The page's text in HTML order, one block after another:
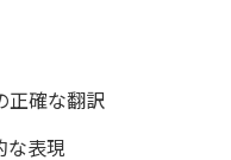
正確な翻訳
な表現